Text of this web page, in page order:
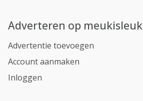
Adverteren op meukisleuk
Advertentie toevoegen
Account aanmaken
Inloggen